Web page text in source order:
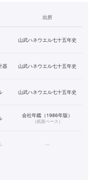
出所
山武ハネウエル七十五年史
器 山武ハネウエル七十五年史
山武ハネウエル七十五年史
会社年鑑（1986年版）
（紙面ベース）
—